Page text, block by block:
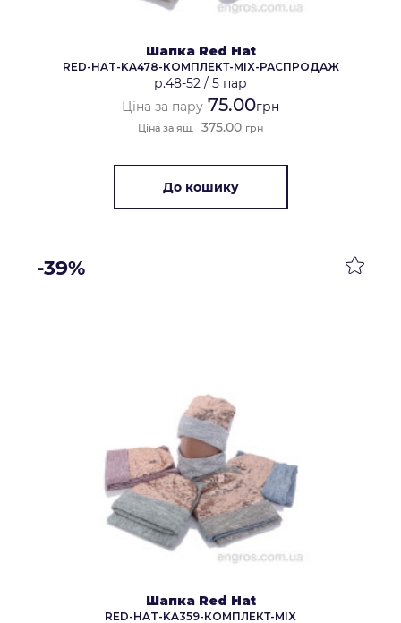
Шапка Red Hat
RED-HAT-KA478-КОМПЛЕКТ-MIX-РАСПРОДАЖ
р.48-52 / 5 пар
Ціна за пару 75.00грн
Ціна за ящ. 375.00 грн
До кошику
-39%
Шапка Red Hat
RED-HAT-KA359-КОМПЛЕКТ-MIX